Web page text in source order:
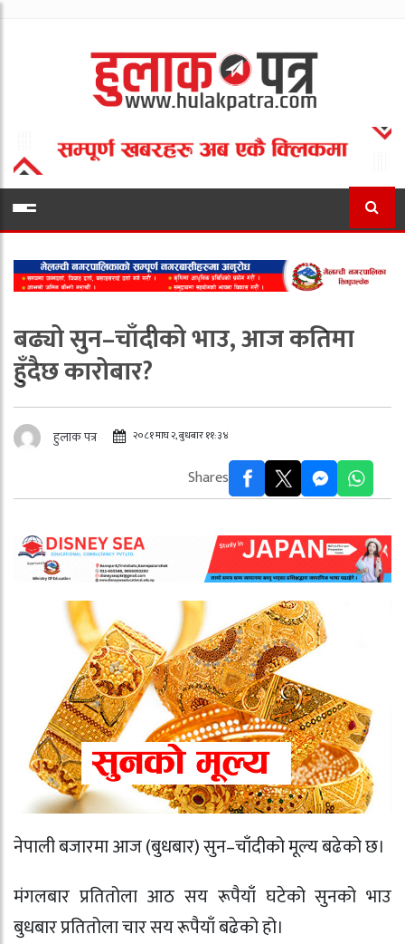
बढ्यो सुन–चाँदीको भाउ, आज कतिमा
हुँदैछ कारोबार?
हुलाक पत्र २०८१ माघ २, बुधबार ११:३४
Shares
नेपाली बजारमा आज (बुधबार) सुन–चाँदीको मूल्य बढेको छ।
मंगलबार प्रतितोला आठ सय रूपैयाँ घटेको सुनको भाउ
बुधबार प्रतितोला चार सय रूपैयाँ बढेको हो।